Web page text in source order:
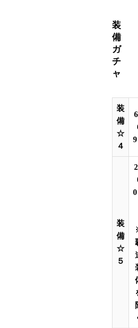
装
備
ガ
チ
ャ
装
備
☆
４
装
備
☆
５